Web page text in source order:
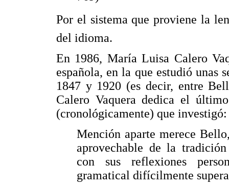
Por el sistema que proviene la
del idioma.
En 1986, María Luisa Calero
española, en la que estudió unas
1847 y 1920 (es decir, entre
Calero Vaquera dedica el
(cronológicamente) que investigó:
Mención aparte merece
aprovechable de la
con sus reflexiones
gramatical difícilmente